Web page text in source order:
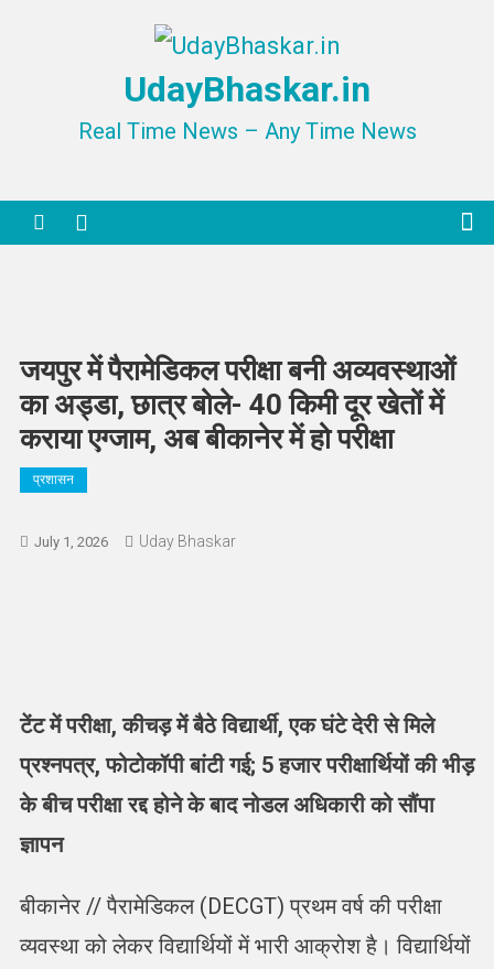
UdayBhaskar.in
Real Time News – Any Time News
जयपुर में पैरामेडिकल परीक्षा बनी अव्यवस्थाओं
का अड्डा, छात्र बोले- 40 किमी दूर खेतों में
कराया एग्जाम, अब बीकानेर में हो परीक्षा
प्रशासन
July 1, 2026 Uday Bhaskar
टेंट में परीक्षा, कीचड़ में बैठे विद्यार्थी, एक घंटे देरी से मिले
प्रश्नपत्र, फोटोकॉपी बांटी गई; 5 हजार परीक्षार्थियों की भीड़
के बीच परीक्षा रद्द होने के बाद नोडल अधिकारी को सौंपा
ज्ञापन
बीकानेर // पैरामेडिकल (DECGT) प्रथम वर्ष की परीक्षा
व्यवस्था को लेकर विद्यार्थियों में भारी आक्रोश है। विद्यार्थियों